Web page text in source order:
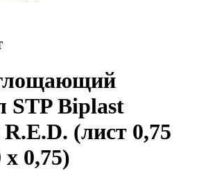
STP Biplast
(лист 0,75
0,75)